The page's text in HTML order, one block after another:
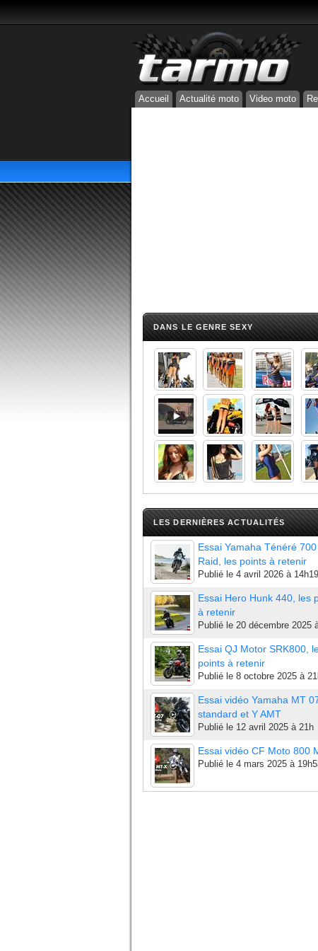
Accueil Actualité moto Video moto
DANS LE GENRE SEXY
LES DERNIÈRES ACTUALITÉS
Essai Yamaha Ténéré
Raid, les points à retenir
Publié le 4 avril 2026 à 14h19
Essai Hero Hunk 440, les
à retenir
Publié le 20 décembre 2025
Essai QJ Motor SRK800,
points à retenir
Publié le 8 octobre 2025 à
Essai vidéo Yamaha MT
standard et Y AMT
Publié le 12 avril 2025 à 21h
Essai vidéo CF Moto 800
Publié le 4 mars 2025 à